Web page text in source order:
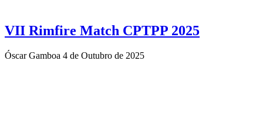
VII Rimfire Match CPTPP 2025
Óscar Gamboa 4 de Outubro de 2025